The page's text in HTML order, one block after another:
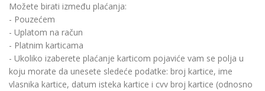
Možete birati između plaćanja:
- Pouzećem
- Uplatom na račun
- Platnim karticama
- Ukoliko izaberete plaćanje karticom pojaviće vam se polja u
koju morate da unesete sledeće podatke: broj kartice, ime
vlasnika kartice, datum isteka kartice i cvv broj kartice (odnosno